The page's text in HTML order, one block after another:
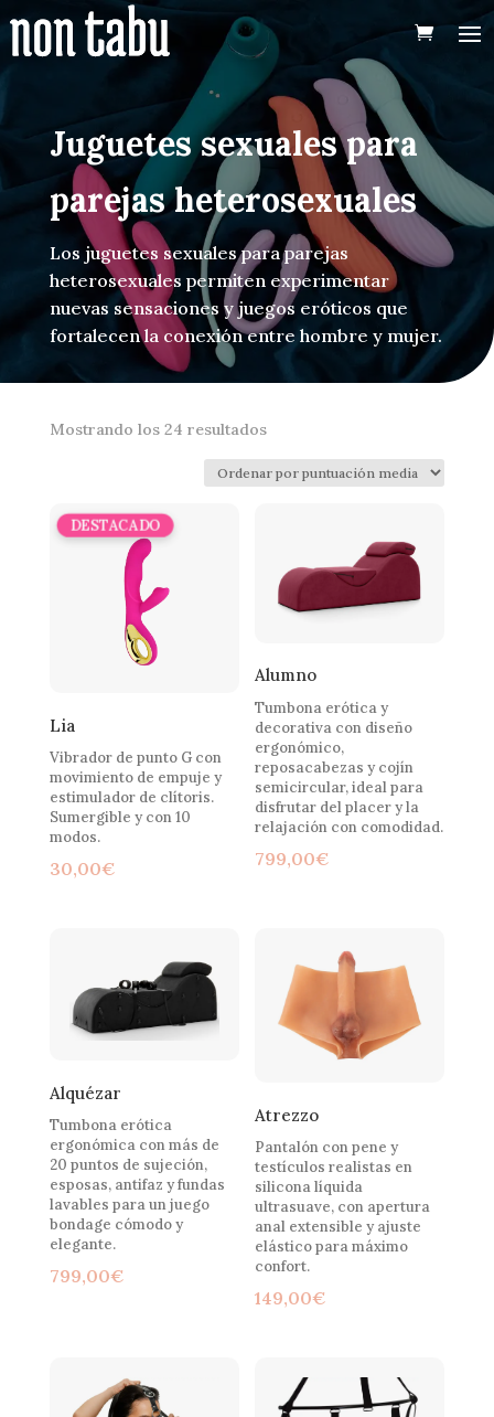
Juguetes sexuales para
parejas heterosexuales
Los juguetes sexuales para parejas
heterosexuales permiten experimentar
nuevas sensaciones y juegos eróticos que
fortalecen la conexión entre hombre y mujer.
Mostrando los 24 resultadosOrdenado
por
puntuación
Lia
Vibrador de punto G con
movimiento de empuje y
estimulador de clítoris.
Sumergible y con 10
modos.
30,00€
Alumno
Tumbona erótica y
decorativa con diseño
ergonómico,
reposacabezas y cojín
semicircular, ideal para
disfrutar del placer y la
relajación con comodidad.
799,00€
Alquézar
Tumbona erótica
ergonómica con más de
20 puntos de sujeción,
esposas, antifaz y fundas
lavables para un juego
bondage cómodo y
elegante.
799,00€
Atrezzo
Pantalón con pene y
testículos realistas en
silicona líquida
ultrasuave, con apertura
anal extensible y ajuste
elástico para máximo
confort.
149,00€